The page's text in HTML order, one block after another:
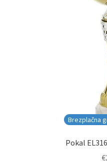
Brezplačna
Pokal
€